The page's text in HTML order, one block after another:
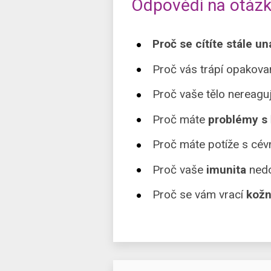
Odpovědi na
Proč se cítíte stále
Proč vás trápí
Proč vaše tělo
Proč máte problémy
Proč máte potíže s
Proč vaše imunita
Proč se vám vrací